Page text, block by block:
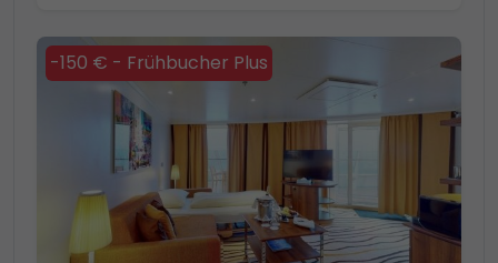
-150 € - Frühbucher Plus